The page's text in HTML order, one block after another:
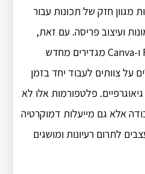
מגוון חזק של תכונות עבור
ועיצוב פריסה. עם זאת,
כלים מתפתחים כמו Figma ו-Canva מגדירים מחדש
על צוותים לעבוד יחד בזמן
פלטפורמות אלו לא
אלא גם מייעלות דמוקרטיה
לתרום רעיונות ומושגים